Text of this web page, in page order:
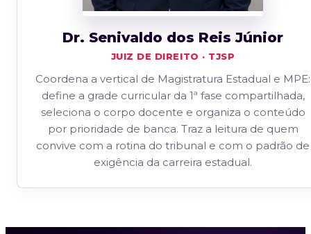
Dr. Senivaldo dos Reis Júnior
JUIZ DE DIREITO · TJSP
Coordena a vertical de Magistratura Estadual e MPE:
define a grade curricular da 1ª fase compartilhada,
seleciona o corpo docente e organiza o conteúdo
por prioridade de banca. Traz a leitura de quem
convive com a rotina do tribunal e com o padrão de
exigência da carreira estadual.